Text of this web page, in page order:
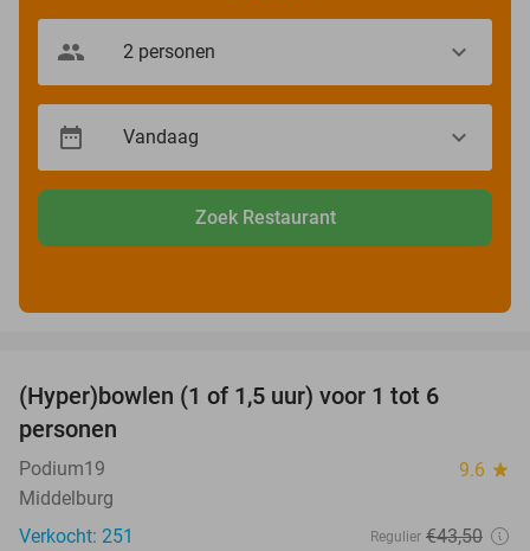
Zoek Restaurant
(Hyper)bowlen (1 of 1,5 uur) voor 1 tot 6
personen
Podium19 9.6 star
Middelburg
Verkocht: 251
Regulier €43,50